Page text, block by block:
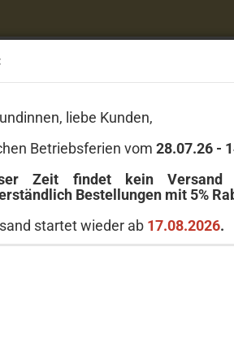
liebe Kunden,
Betriebsferien vom 28.07.26 -
Zeit findet kein Versand
Bestellungen mit 5%
startet wieder ab 17.08.2026.
Versandkostenfrei ab 40 Euro
GREENLEAF MICHEL DESIGN WORKS